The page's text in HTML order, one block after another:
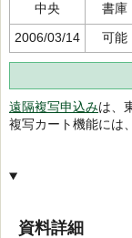
中央
書庫
2006/03/14
可能
遠隔複写申込みは、
複写カート機能には
資料詳細